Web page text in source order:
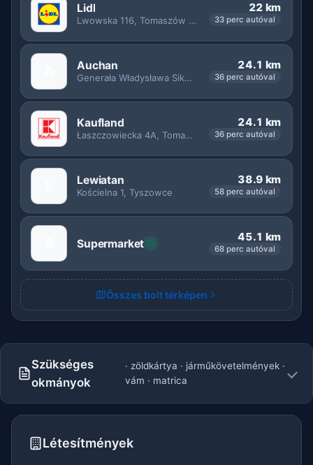
Lidl
Lwowska 116, Tomaszów Lubelski
22 km
33 perc autóval
Auchan
Generała Władysława Sikorskiego 22, Tomaszów Lubelski
24.1 km
36 perc autóval
Kaufland
Łaszczowiecka 4A, Tomaszów Lubelski
24.1 km
36 perc autóval
Lewiatan
Kościelna 1, Tyszowce
38.9 km
58 perc autóval
Supermarket 45.1 km
68 perc autóval
Összes bolt térképen
Szükséges
okmányok
· zöldkártya · járműkövetelmények ·
vám · matrica
Létesítmények